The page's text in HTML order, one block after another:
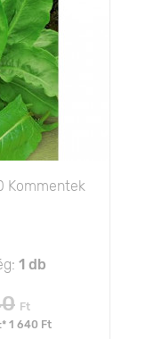
Kommentek
1 db
Ft
1 640 Ft